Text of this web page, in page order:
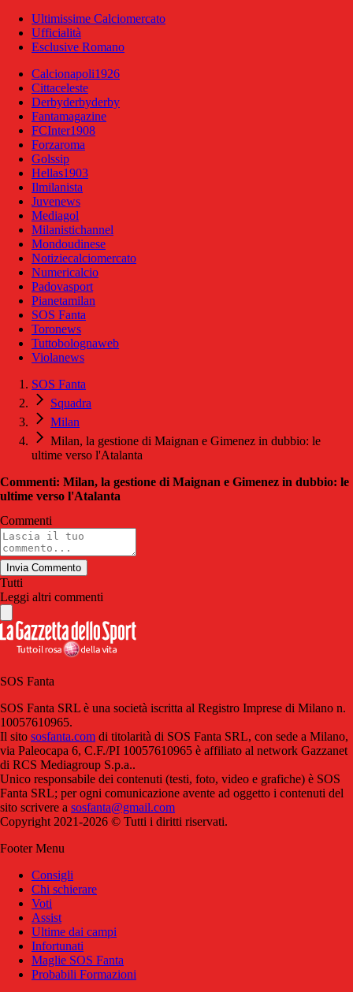
Ultimissime Calciomercato
Ufficialità
Esclusive Romano
Calcionapoli1926
Cittaceleste
Derbyderbyderby
Fantamagazine
FCInter1908
Forzaroma
Golssip
Hellas1903
Ilmilanista
Juvenews
Mediagol
Milanistichannel
Mondoudinese
Notiziecalciomercato
Numericalcio
Padovasport
Pianetamilan
SOS Fanta
Toronews
Tuttobolognaweb
Violanews
SOS Fanta
Squadra
Milan
Milan, la gestione di Maignan e Gimenez in dubbio: le
ultime verso l'Atalanta
Commenti: Milan, la gestione di Maignan e Gimenez in dubbio: le
ultime verso l'Atalanta
Commenti
Invia Commento
Tutti
Leggi altri commenti
SOS Fanta
SOS Fanta SRL è una società iscritta al Registro Imprese di Milano n.
10057610965.
Il sito sosfanta.com di titolarità di SOS Fanta SRL, con sede a Milano,
via Paleocapa 6, C.F./PI 10057610965 è affiliato al network Gazzanet
di RCS Mediagroup S.p.a..
Unico responsabile dei contenuti (testi, foto, video e grafiche) è SOS
Fanta SRL; per ogni comunicazione avente ad oggetto i contenuti del
sito scrivere a sosfanta@gmail.com
Copyright 2021-2026 © Tutti i diritti riservati.
Footer Menu
Consigli
Chi schierare
Voti
Assist
Ultime dai campi
Infortunati
Maglie SOS Fanta
Probabili Formazioni